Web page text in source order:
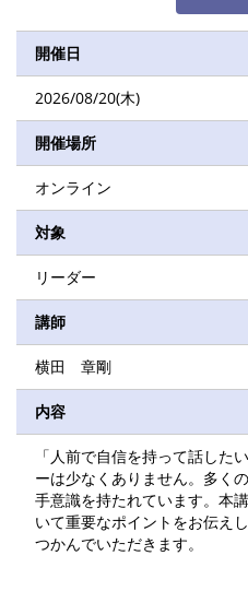
開催日
2026/08/20(木)
開催場所
オンライン
対象
リーダー
講師
横田 章剛
内容
「人前で自信を持って話した
ーは少なくありません。多く
手意識を持たれています。本
いて重要なポイントをお伝え
つかんでいただきます。